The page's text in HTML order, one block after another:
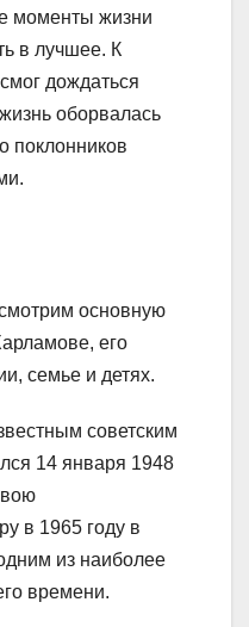
моменты жизни
в лучшее. К
дождаться
оборвалась
поклонников
основную
его
семье и детях.
советским
14 января 1948
в 1965 году в
из наиболее
времени.